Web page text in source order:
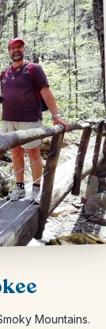
Mountains.